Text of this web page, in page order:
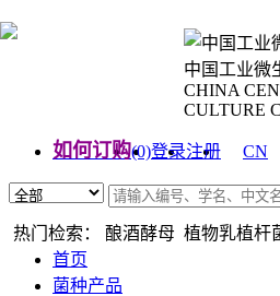
中国工业微
CHINA
CULTURE
如何订购(0)登录注册
CN
热门检索： 酿酒酵母 植物乳植杆
首页
菌种产品